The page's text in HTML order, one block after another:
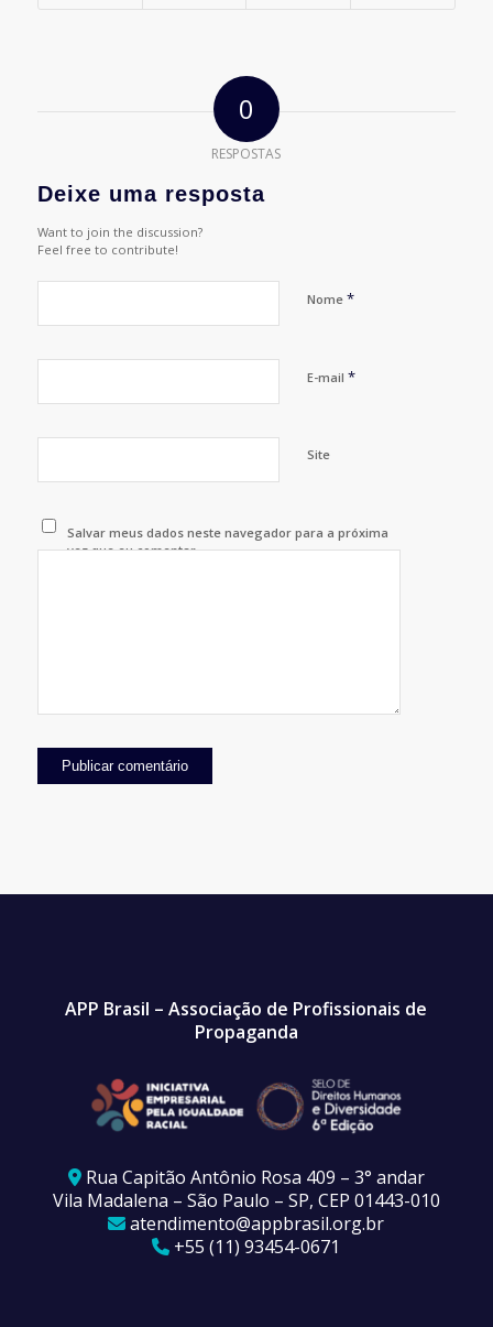
0
RESPOSTAS
Deixe uma resposta
Want to join the discussion?
Feel free to contribute!
Nome *
E-mail *
Site
Salvar meus dados neste navegador para a próxima
vez que eu comentar.
APP Brasil – Associação de Profissionais de
Propaganda
Rua Capitão Antônio Rosa 409 – 3° andar
Vila Madalena – São Paulo – SP, CEP 01443-010
atendimento@appbrasil.org.br
+55 (11) 93454-0671